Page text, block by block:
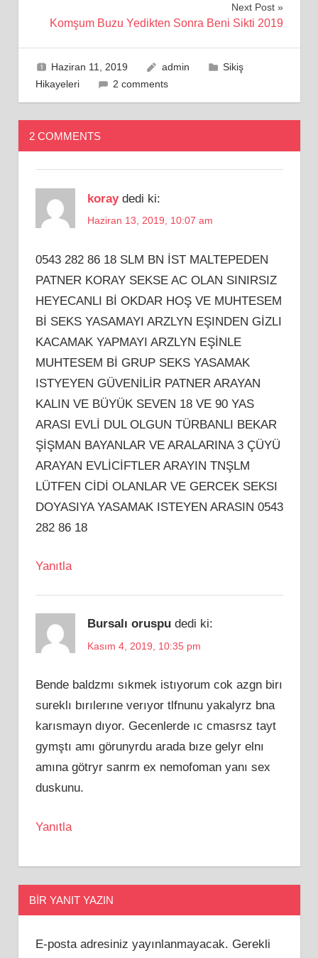
Next Post
Komşum Buzu Yedikten Sonra Beni Sikti 2019
Haziran 11, 2019 admin
Sikiş
Hikayeleri
2 comments
2 COMMENTS
koray dedi ki:
Haziran 13, 2019, 10:07 am
0543 282 86 18 SLM BN İST MALTEPEDEN
PATNER KORAY SEKSE AC OLAN SINIRSIZ
HEYECANLI Bİ OKDAR HOŞ VE MUHTESEM
Bİ SEKS YASAMAYI ARZLYN EŞINDEN GİZLI
KACAMAK YAPMAYI ARZLYN EŞİNLE
MUHTESEM Bİ GRUP SEKS YASAMAK
ISTYEYEN GÜVENİLİR PATNER ARAYAN
KALIN VE BÜYÜK SEVEN 18 VE 90 YAS
ARASI EVLİ DUL OLGUN TÜRBANLI BEKAR
ŞİŞMAN BAYANLAR VE ARALARINA 3 ÇÜYÜ
ARAYAN EVLİCİFTLER ARAYIN TNŞLM
LÜTFEN CİDİ OLANLAR VE GERCEK SEKSI
DOYASIYA YASAMAK ISTEYEN ARASIN 0543
282 86 18
Yanıtla
Bursalı oruspu dedi ki:
Kasım 4, 2019, 10:35 pm
Bende baldzmı sıkmek istıyorum cok azgn birı
sureklı bırılerıne verıyor tlfnunu yakalyrz bna
karısmayn dıyor. Gecenlerde ıc cmasrsz tayt
gymştı amı görunyrdu arada bıze gelyr elnı
amına götryr sanrm ex nemofoman yanı sex
duskunu.
Yanıtla
BIR YANIT YAZIN
E-posta adresiniz yayınlanmayacak. Gerekli